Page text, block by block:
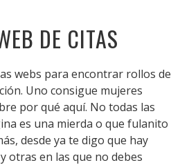
DE CITAS
webs para encontrar rollos de
Uno consigue mujeres
por qué aquí. No todas las
es una mierda o que fulanito
desde ya te digo que hay
otras en las que no debes